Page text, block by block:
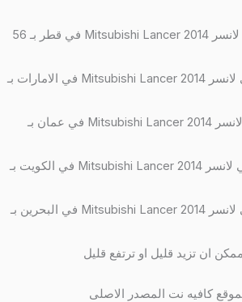
سعرسيارة ميتسوبيشي لانسر Mitsubishi Lancer 2014 في قطر بـ 56
سعر سيارة ميتسوبيشي لانسر Mitsubishi Lancer 2014 في الامارات بـ
سعرسيارة ميتسوبيشي لانسر Mitsubishi Lancer 2014 في عمان بـ
سعر سيارة ميتسوبيشي لانسر Mitsubishi Lancer 2014 في الكويت بـ
سعر سيارة ميتسوبيشي لانسر Mitsubishi Lancer 2014 في البحرين بـ
ان تزيد قليل او ترتفع قليل
كافيه نت المصدر الاصلى